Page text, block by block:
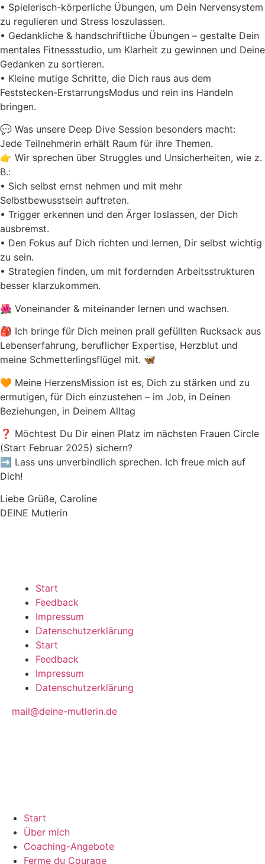
• Spielerisch-körperliche Übungen, um Dein Nervensystem
zu regulieren und Stress loszulassen.
• Gedankliche & handschriftliche Übungen – gestalte Dein
mentales Fitnessstudio, um Klarheit zu gewinnen und Deine
Gedanken zu sortieren.
• Kleine mutige Schritte, die Dich raus aus dem
Feststecken-ErstarrungsModus und rein ins Handeln
bringen.
💬 Was unsere Deep Dive Session besonders macht:
Jede Teilnehmerin erhält Raum für ihre Themen.
👉 Wir sprechen über Struggles und Unsicherheiten, wie z.
B.:
• Sich selbst ernst nehmen und mit mehr
Selbstbewusstsein auftreten.
• Trigger erkennen und den Ärger loslassen, der Dich
ausbremst.
• Den Fokus auf Dich richten und lernen, Dir selbst wichtig
zu sein.
• Strategien finden, um mit fordernden Arbeitsstrukturen
besser klarzukommen.
🌺 Voneinander & miteinander lernen und wachsen.
🎒 Ich bringe für Dich meinen prall gefüllten Rucksack aus
Lebenserfahrung, beruflicher Expertise, Herzblut und
meine Schmetterlingsflügel mit. 🦋
🧡 Meine HerzensMission ist es, Dich zu stärken und zu
ermutigen, für Dich einzustehen – im Job, in Deinen
Beziehungen, in Deinem Alltag
❓ Möchtest Du Dir einen Platz im nächsten Frauen Circle
(Start Februar 2025) sichern?
➡️ Lass uns unverbindlich sprechen. Ich freue mich auf
Dich!
Liebe Grüße, Caroline
DEINE Mutlerin
Start
Feedback
Impressum
Datenschutzerklärung
Start
Feedback
Impressum
Datenschutzerklärung
mail@deine-mutlerin.de
Start
Über mich
Coaching-Angebote
Ferme du Courage